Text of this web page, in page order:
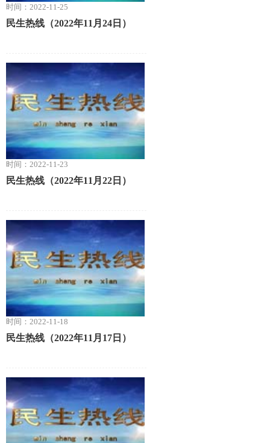
时间：2022-11-25
民生热线（2022年11月24日）
时间：2022-11-23
民生热线（2022年11月22日）
时间：2022-11-18
民生热线（2022年11月17日）